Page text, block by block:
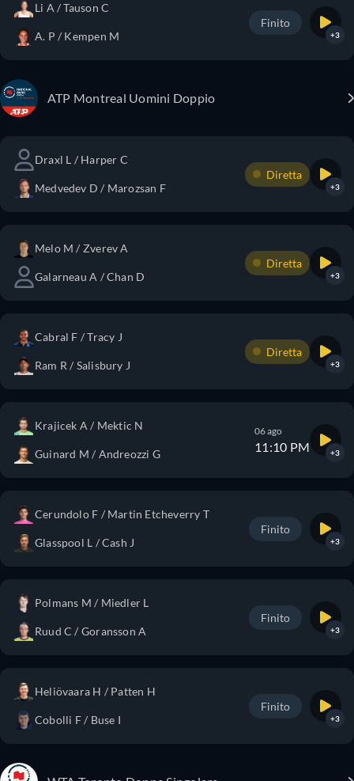
Li A / Tauson C
A. P / Kempen M
Finito
+3
ATP Montreal Uomini Doppio
Draxl L / Harper C
Medvedev D / Marozsan F
Diretta
+3
Melo M / Zverev A
Galarneau A / Chan D
Diretta
+3
Cabral F / Tracy J
Ram R / Salisbury J
Diretta
+3
Krajicek A / Mektic N
Guinard M / Andreozzi G
06 ago
11:10 PM +3
Cerundolo F / Martin Etcheverry T
Glasspool L / Cash J
Finito
+3
Polmans M / Miedler L
Ruud C / Goransson A
Finito
+3
Heliövaara H / Patten H
Cobolli F / Buse I
Finito
+3